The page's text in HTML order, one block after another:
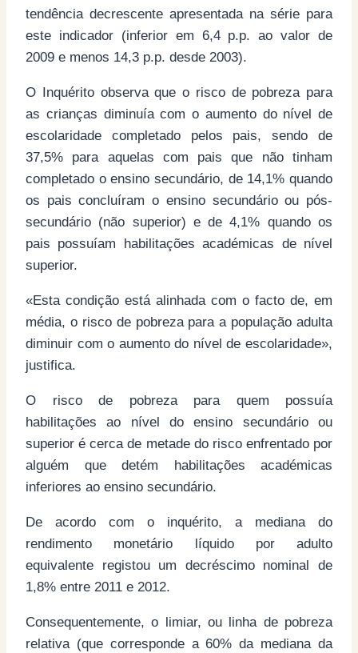
tendência decrescente apresentada na série para
este indicador (inferior em 6,4 p.p. ao valor de
2009 e menos 14,3 p.p. desde 2003).
O Inquérito observa que o risco de pobreza para
as crianças diminuía com o aumento do nível de
escolaridade completado pelos pais, sendo de
37,5% para aquelas com pais que não tinham
completado o ensino secundário, de 14,1% quando
os pais concluíram o ensino secundário ou pós-
secundário (não superior) e de 4,1% quando os
pais possuíam habilitações académicas de nível
superior.
«Esta condição está alinhada com o facto de, em
média, o risco de pobreza para a população adulta
diminuir com o aumento do nível de escolaridade»,
justifica.
O risco de pobreza para quem possuía
habilitações ao nível do ensino secundário ou
superior é cerca de metade do risco enfrentado por
alguém que detém habilitações académicas
inferiores ao ensino secundário.
De acordo com o inquérito, a mediana do
rendimento monetário líquido por adulto
equivalente registou um decréscimo nominal de
1,8% entre 2011 e 2012.
Consequentemente, o limiar, ou linha de pobreza
relativa (que corresponde a 60% da mediana da